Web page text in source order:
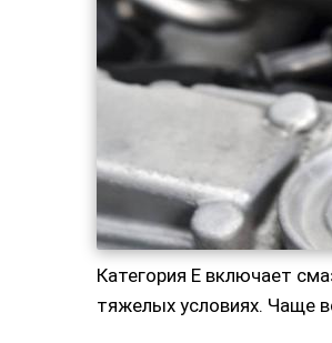
Категория Е включает
тяжелых условиях. Чаще